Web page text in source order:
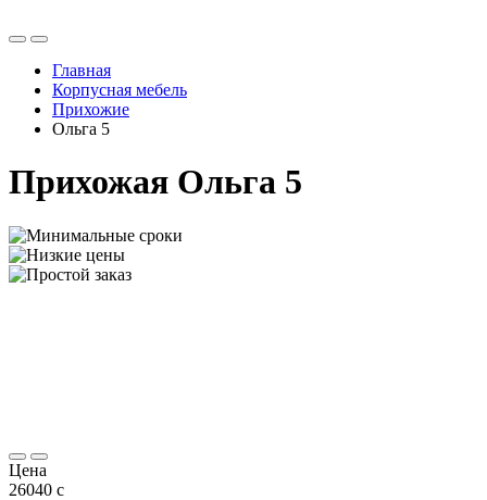
Главная
Корпусная мебель
Прихожие
Ольга 5
Прихожая Ольга 5
Цена
26040 c